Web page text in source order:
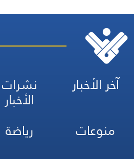
آخر الأخبار نشرات
الأخبار
منوعات
رياضة